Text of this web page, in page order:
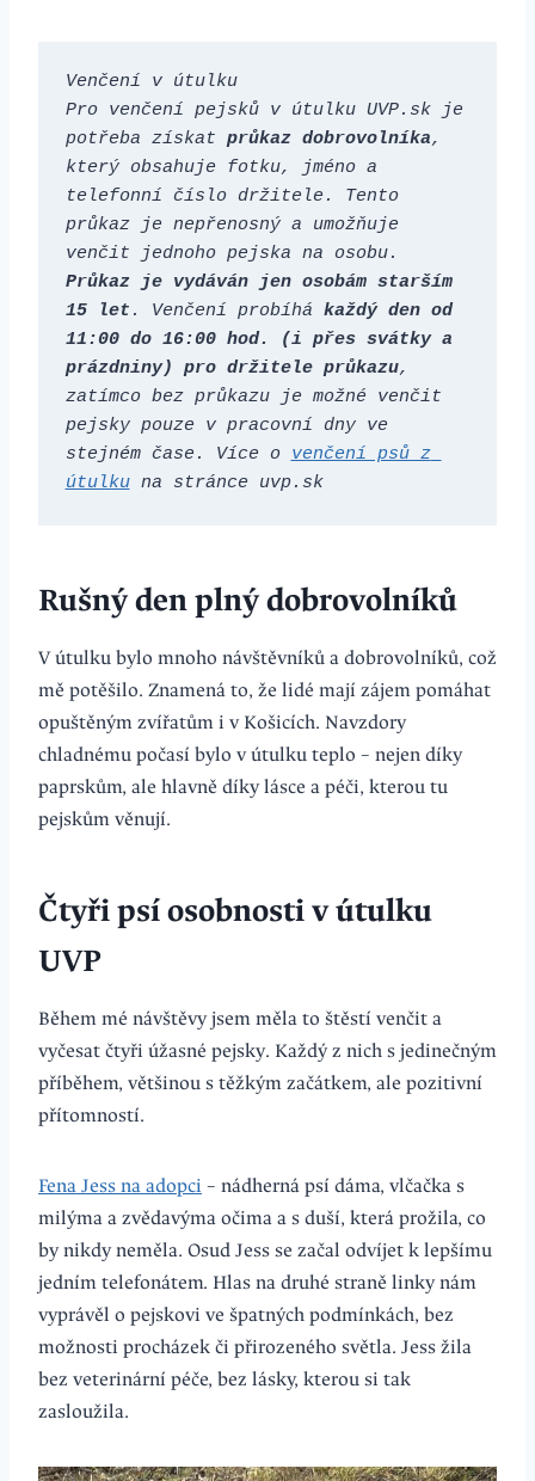
Venčení v útulku
Pro venčení pejsků v útulku UVP.sk je
potřeba získat průkaz dobrovolníka,
který obsahuje fotku, jméno a
telefonní číslo držitele. Tento
průkaz je nepřenosný a umožňuje
Průkaz je vydáván jen osobám starším
15 let . Venčení probíhá každý den od
11:00 do 16:00 hod. (i přes svátky a
prázdniny) pro držitele průkazu,
zatímco bez průkazu je možné venčit
pejsky pouze v pracovní dny ve
stejném čase. Více o venčení psů z
útulku na stránce uvp.sk
Rušný den plný dobrovolníků
V útulku bylo mnoho návštěvníků a dobrovolníků, což
mě potěšilo. Znamená to, že lidé mají zájem pomáhat
opuštěným zvířatům i v Košicích. Navzdory
chladnému počasí bylo v útulku teplo – nejen díky
paprskům, ale hlavně díky lásce a péči, kterou tu
pejskům věnují.
Čtyři psí osobnosti v útulku
UVP
Během mé návštěvy jsem měla to štěstí venčit a
vyčesat čtyři úžasné pejsky. Každý z nich s jedinečným
příběhem, většinou s těžkým začátkem, ale pozitivní
přítomností.
Fena Jess na adopci – nádherná psí dáma, vlčačka s
milýma a zvědavýma očima a s duší, která prožila, co
by nikdy neměla. Osud Jess se začal odvíjet k lepšímu
jedním telefonátem. Hlas na druhé straně linky nám
vyprávěl o pejskovi ve špatných podmínkách, bez
možnosti procházek či přirozeného světla. Jess žila
bez veterinární péče, bez lásky, kterou si tak
zasloužila.